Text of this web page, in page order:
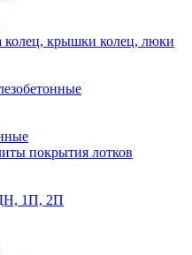
колец, крышки колец, люки
покрытия лотков
1П, 2П